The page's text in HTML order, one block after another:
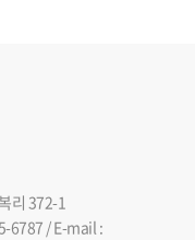
리 372-1
6787 / E-mail :